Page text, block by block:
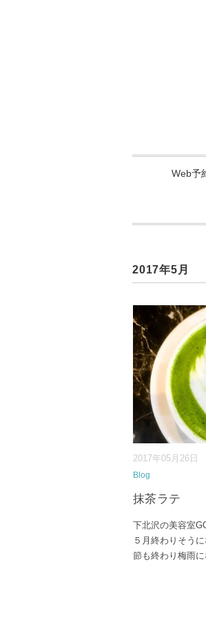
Web予
2017年5月
2017年05月26日
Blog
抹茶ラテ
下北沢の美容室
５月終わりそう
節も終わり梅雨